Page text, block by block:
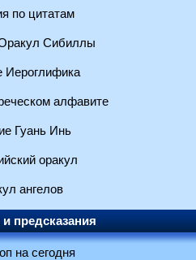
по цитатам
Сибиллы
Иероглифика
алфавите
Гуань Инь
оракул
ангелов
предсказания
на сегодня